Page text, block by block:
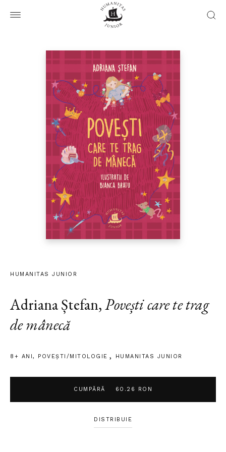
HUMANITAS JUNIOR
Adriana Ștefan,Povești care te trag
de mânecă
8+ ANI, POVEȘTI/MITOLOGIE HUMANITAS JUNIOR
DISTRIBUIE
CUMPĂRĂ 60.26 RON